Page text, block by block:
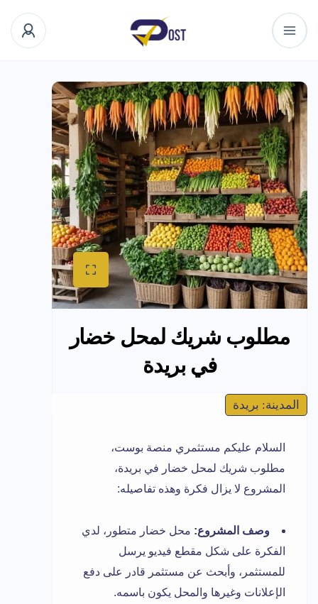
مطلوب شريك لمحل خضار
في بريدة
المدينة: بريدة
السلام عليكم مستثمري منصة بوست،
مطلوب شريك لمحل خضار في بريدة،
المشروع لا يزال فكرة وهذه تفاصيله:
وصف المشروع: محل خضار متطور، لدي
الفكرة على شكل مقطع فيديو يرسل
للمستثمر، وأبحث عن مستثمر قادر على دفع
الإعلانات وغيرها والمحل يكون باسمه.